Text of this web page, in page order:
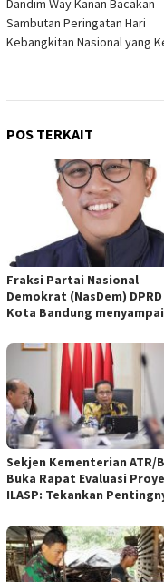
pos
Dandim Way Kanan Bacakan
Sambutan Peringatan Hari
Kebangkitan Nasional yang
POS TERKAIT
Fraksi Partai Nasional
Demokrat (NasDem) DPRD
Kota Bandung
empat Rancangan
Daerah (Raperda) yang
diajukan Pemerintah Kota
Bandung
Sekjen Kementerian ATR/
Buka Rapat Evaluasi
ILASP: Tekankan
Anggaran